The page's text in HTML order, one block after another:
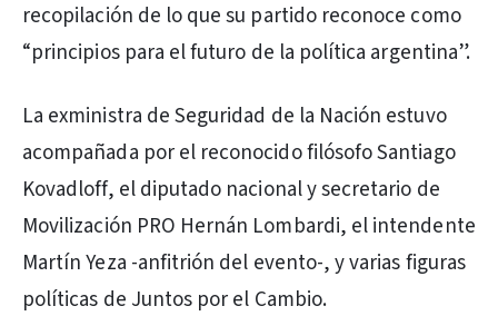
recopilación de lo que su partido reconoce como
“principios para el futuro de la política argentina”.
La exministra de Seguridad de la Nación estuvo
acompañada por el reconocido filósofo Santiago
Kovadloff, el diputado nacional y secretario de
Movilización PRO Hernán Lombardi, el intendente
Martín Yeza -anfitrión del evento-, y varias figuras
políticas de Juntos por el Cambio.